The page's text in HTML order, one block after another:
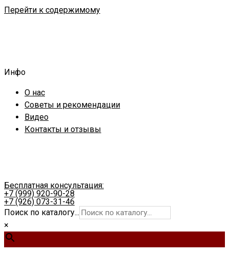
Перейти к содержимому
Инфо
О нас
Советы и рекомендации
Видео
Контакты и отзывы
Бесплатная консультация:
+7 (999) 920-90-28
+7 (926) 073-31-46
Поиск по каталогу...
×